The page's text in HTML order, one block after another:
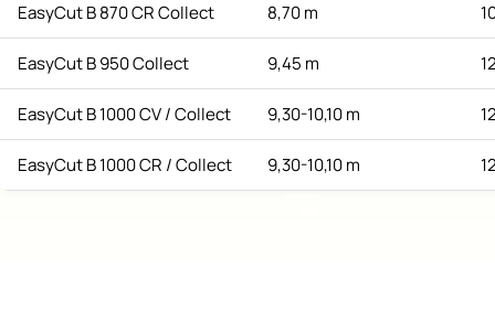
EasyCut B 870 CR Collect 8,70 m
EasyCut B 950 Collect 9,45 m
EasyCut B 1000 CV / Collect 9,30-10,10 m
EasyCut B 1000 CR / Collect 9,30-10,10 m